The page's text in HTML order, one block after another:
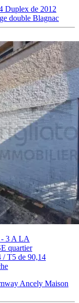
Duplex de 2012
double Blagnac
3 A LA
quartier
/ T5 de 90,14
Ancely Maison